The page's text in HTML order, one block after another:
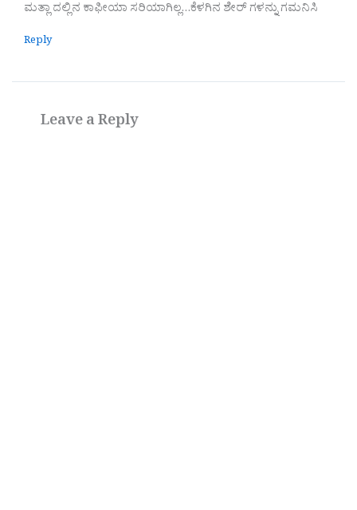
ಮತ್ಲಾ ದಲ್ಲಿನ ಕಾಫೀಯಾ ಸರಿಯಾಗಿಲ್ಲ…ಕೆಳಗಿನ ಶೇರ್ ಗಳನ್ನು ಗಮನಿಸಿ
Reply
Leave a Reply